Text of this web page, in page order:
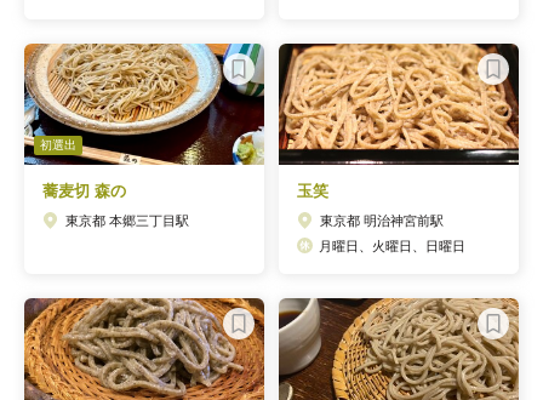
初選出
蕎麦切 森の
東京都 本郷三丁目駅
玉笑
東京都 明治神宮前駅
月曜日、火曜日、日曜日